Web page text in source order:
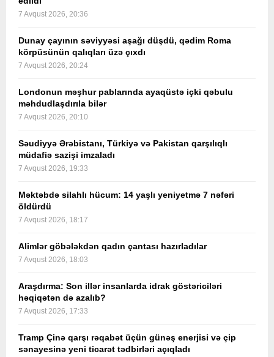
7 Avqust 2026, 20:36
Dunay çayının səviyyəsi aşağı düşdü, qədim Roma
körpüsünün qalıqları üzə çıxdı
7 Avqust 2026, 20:24
Londonun məşhur pablarında ayaqüstə içki qəbulu
məhdudlaşdırıla bilər
7 Avqust 2026, 20:10
Səudiyyə Ərəbistanı, Türkiyə və Pakistan qarşılıqlı
müdafiə sazişi imzaladı
7 Avqust 2026, 19:33
Məktəbdə silahlı hücum: 14 yaşlı yeniyetmə 7 nəfəri
öldürdü
7 Avqust 2026, 18:17
Alimlər göbələkdən qadın çantası hazırladılar
7 Avqust 2026, 18:03
Araşdırma: Son illər insanlarda idrak göstəriciləri
həqiqətən də azalıb?
7 Avqust 2026, 17:33
Tramp Çinə qarşı rəqabət üçün günəş enerjisi və çip
sənayesinə yeni ticarət tədbirləri açıqladı